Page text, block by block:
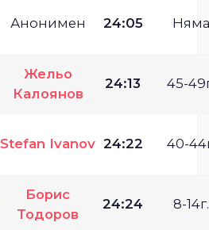
Анонимен 24:05 Няма
Жельо
Калоянов
24:13 45-
Stefan Ivanov 24:22 40-
Борис
Тодоров
24:24 8-14г.